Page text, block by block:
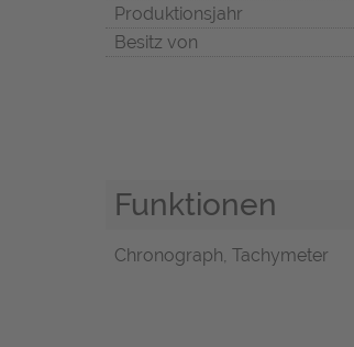
Produktionsjahr
Besitz von
Funktionen
Chronograph, Tachymeter